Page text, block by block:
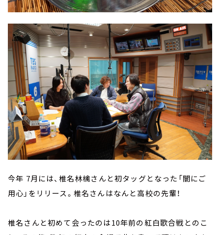
今年 7月には、椎名林檎さんと初タッグとなった「闇にご
用心」をリリース。椎名さんはなんと高校の先輩！
椎名さんと初めて会ったのは10年前の紅白歌合戦とのこ